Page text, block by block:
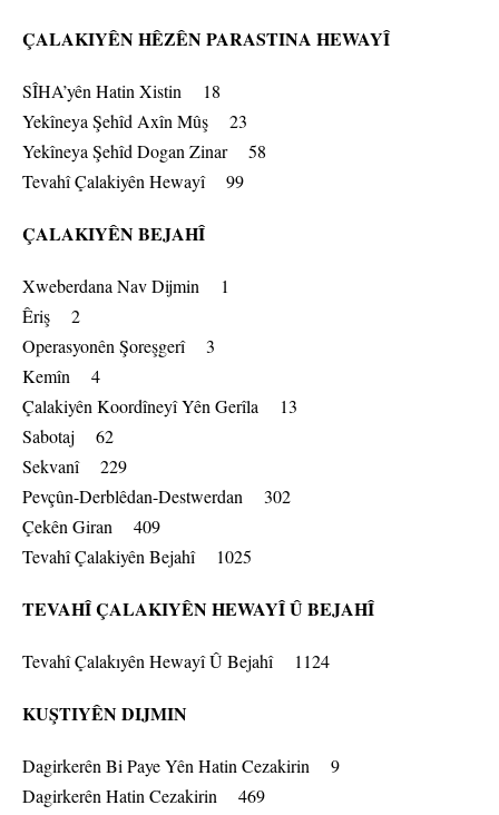
ÇALAKIYÊN HÊZÊN PARASTINA HEWAYÎ
SÎHA’yên Hatin Xistin 18
Yekîneya Şehîd Axîn Mûş 23
Yekîneya Şehîd Dogan Zinar 58
Tevahî Çalakiyên Hewayî 99
ÇALAKIYÊN BEJAHÎ
Xweberdana Nav Dijmin 1
Êriş 2
Operasyonên Şoreşgerî 3
Kemîn 4
Çalakiyên Koordîneyî Yên Gerîla 13
Sabotaj 62
Sekvanî 229
Pevçûn-Derblêdan-Destwerdan 302
Çekên Giran 409
Tevahî Çalakiyên Bejahî 1025
TEVAHÎ ÇALAKIYÊN HEWAYÎ Û BEJAHÎ
Tevahî Çalakıyên Hewayî Û Bejahî 1124
KUŞTIYÊN DIJMIN
Dagirkerên Bi Paye Yên Hatin Cezakirin 9
Dagirkerên Hatin Cezakirin 469